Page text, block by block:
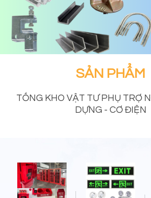
SẢN PHẨM
TỔNG KHO VẬT TƯ PHỤ TRỢ
DỰNG - CƠ ĐIỆN